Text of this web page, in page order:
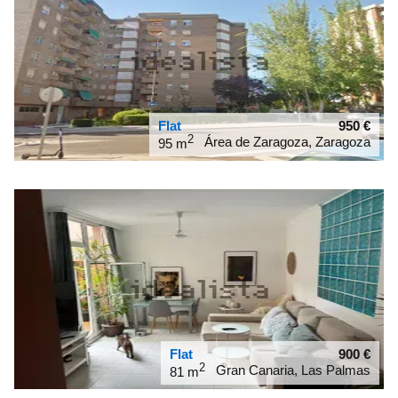
Flat 950€
95 m2
Área de Zaragoza, Zaragoza
41.6542
-0.912128
Flat 900 €
81 m2
Gran Canaria, Las Palmas
28.1398
-15.432